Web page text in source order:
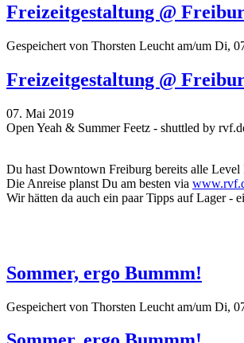
Freizeitgestaltung @
Gespeichert von Thorsten Leucht am/um Di,
Freizeitgestaltung @
07. Mai 2019
Open Yeah & Summer Feetz - shuttled by
Du hast Downtown Freiburg bereits alle
Die Anreise planst Du am besten via
Wir hätten da auch ein paar Tipps auf Lager -
Sommer, ergo Bummm!
Gespeichert von Thorsten Leucht am/um Di,